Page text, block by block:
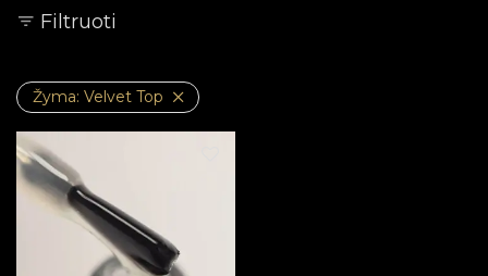
Filtruoti
Žyma: Velvet Top